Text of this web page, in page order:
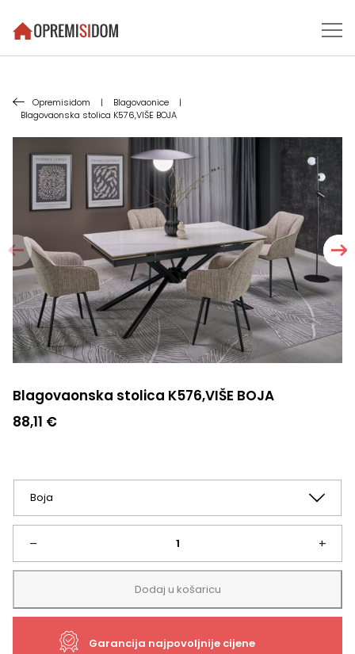
Opremisidom | Blagovaonice
|
Blagovaonska stolica K576,VIŠE BOJA
Blagovaonska stolica K576,VIŠE BOJA
88,11 €
–
Blagovaonska
stolica
K576,VIŠE
+
Dodaj u košaricu
Garancija najpovoljnije cijene